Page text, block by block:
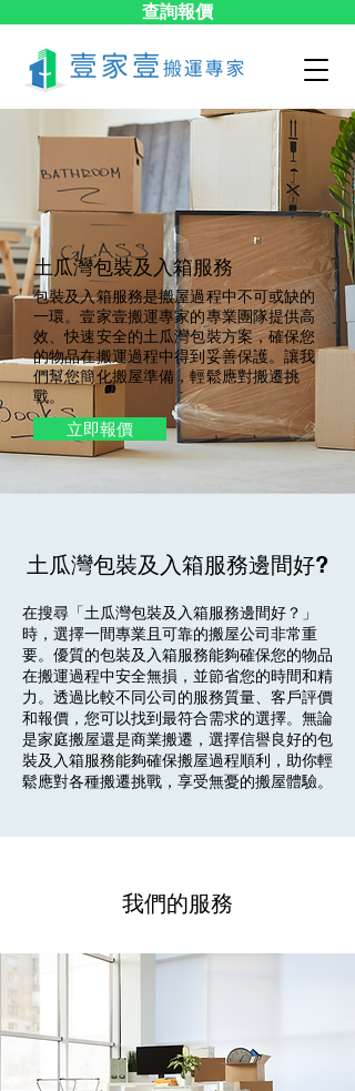
查詢報價
土瓜灣包裝及入箱服務
包裝及入箱服務是搬屋過程中不可或缺的
一環。壹家壹搬運專家的專業團隊提供高
效、快速安全的土瓜灣包裝方案，確保您
的物品在搬運過程中得到妥善保護。讓我
們幫您簡化搬屋準備，輕鬆應對搬遷挑
戰。
立即報價
土瓜灣包裝及入箱服務邊間好?
在搜尋「土瓜灣包裝及入箱服務邊間好？」
時，選擇一間專業且可靠的搬屋公司非常重
要。優質的包裝及入箱服務能夠確保您的物品
在搬運過程中安全無損，並節省您的時間和精
力。透過比較不同公司的服務質量、客戶評價
和報價，您可以找到最符合需求的選擇。無論
是家庭搬屋還是商業搬遷，選擇信譽良好的包
裝及入箱服務能夠確保搬屋過程順利，助你輕
鬆應對各種搬遷挑戰，享受無憂的搬屋體驗。
我們的服務